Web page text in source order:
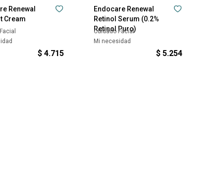
Renewal
Cream
$ 4.715
Endocare Renewal
Retinol Serum (0.2%
Retinol Puro)
Cuidado Facial
Mi necesidad
$ 5.254